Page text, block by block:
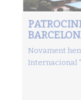
Novament
Internacional